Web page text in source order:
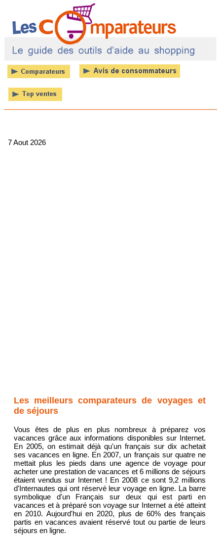
7 Aout 2026
Les meilleurs comparateurs de voyages et
de séjours
Vous êtes de plus en plus nombreux à préparez vos
vacances grâce aux informations disponibles sur Internet.
En 2005, on estimait déjà qu'un français sur dix achetait
ses vacances en ligne. En 2007, un français sur quatre ne
mettait plus les pieds dans une agence de voyage pour
acheter une prestation de vacances et 6 millions de séjours
étaient vendus sur Internet ! En 2008 ce sont 9,2 millions
d'Internautes qui ont réservé leur voyage en ligne. La barre
symbolique d'un Français sur deux qui est parti en
vacances et à préparé son voyage sur Internet a été atteint
en 2010. Aujourd'hui en 2020, plus de 60% des français
partis en vacances avaient réservé tout ou partie de leurs
séjours en ligne.